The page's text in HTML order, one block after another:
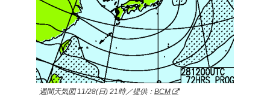
週間天気図 11/28(日) 21時／提供： BCM